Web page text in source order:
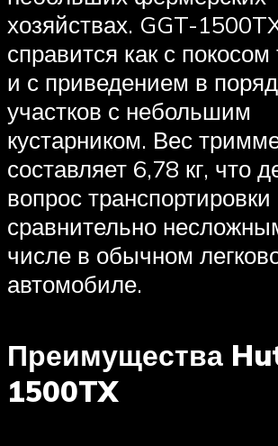
хозяйствах. GGT-
справится как с
и с приведением в
участков с небольшим
кустарником. Вес
составляет 6,78 кг, что
вопрос транспортировки
сравнительно
числе в обычном
автомобиле.
Преимущества
1500TX